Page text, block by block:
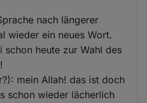
nach längerer
wieder ein neues Wort.
schon heute zur Wahl des
mein Allah! das ist doch
schon wieder lächerlich